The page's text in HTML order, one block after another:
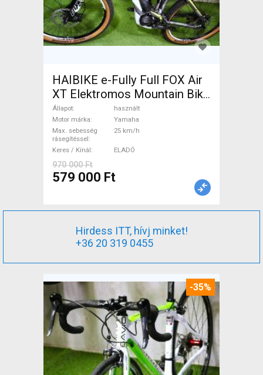
HAIBIKE e-Fully Full FOX Air
XT Elektromos Mountain Bike
össztelós / fully Yamaha
használt ELADÓ
Állapot
használt
Motor márka
Yamaha
Max. sebesség
rásegítéssel
25 km/h
Keres / Kínál ELADÓ
970 000 Ft
579 000 Ft
Hirdess ITT, hívj minket!
+36 20 319 0455
-35%